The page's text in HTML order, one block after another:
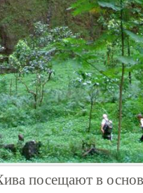
посещают в